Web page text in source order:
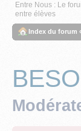
Entre Nous : Le
entre élèves
Index du forum ‹